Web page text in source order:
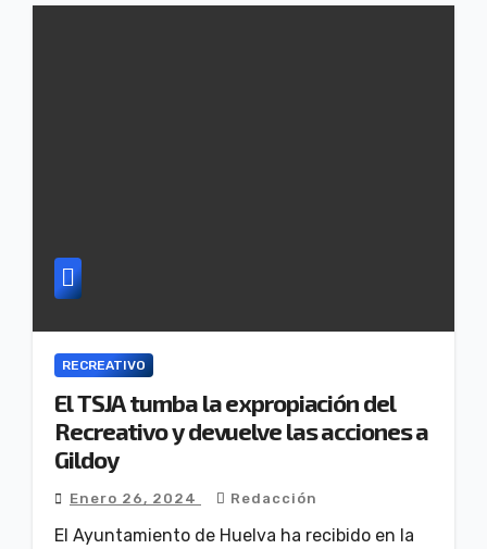
RECREATIVO
El TSJA tumba la expropiación del
Recreativo y devuelve las acciones a
Gildoy
Enero 26, 2024 Redacción
El Ayuntamiento de Huelva ha recibido en la